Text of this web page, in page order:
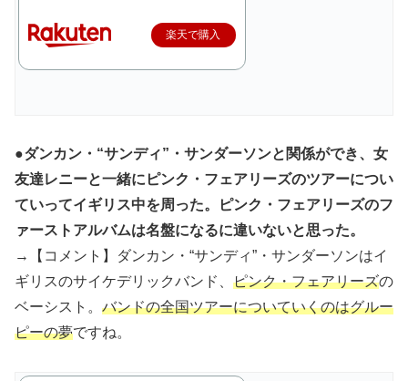
楽天で購入
●ダンカン・“サンディ”・サンダーソンと関係ができ、女
友達レニーと一緒にピンク・フェアリーズのツアーについ
ていってイギリス中を周った。ピンク・フェアリーズのフ
ァーストアルバムは名盤になるに違いないと思った。
→【コメント】ダンカン・“サンディ”・サンダーソンはイ
ギリスのサイケデリックバンド、 ピンク・フェアリーズの
ベーシスト。 バンドの全国ツアーについていくのはグルー
ピーの夢ですね。